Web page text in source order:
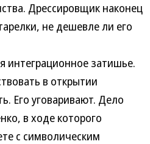
Дрессировщик наконец
не дешевле ли его
затишье.
в открытии
Его уговаривают. Дело
в ходе которого
с символическим